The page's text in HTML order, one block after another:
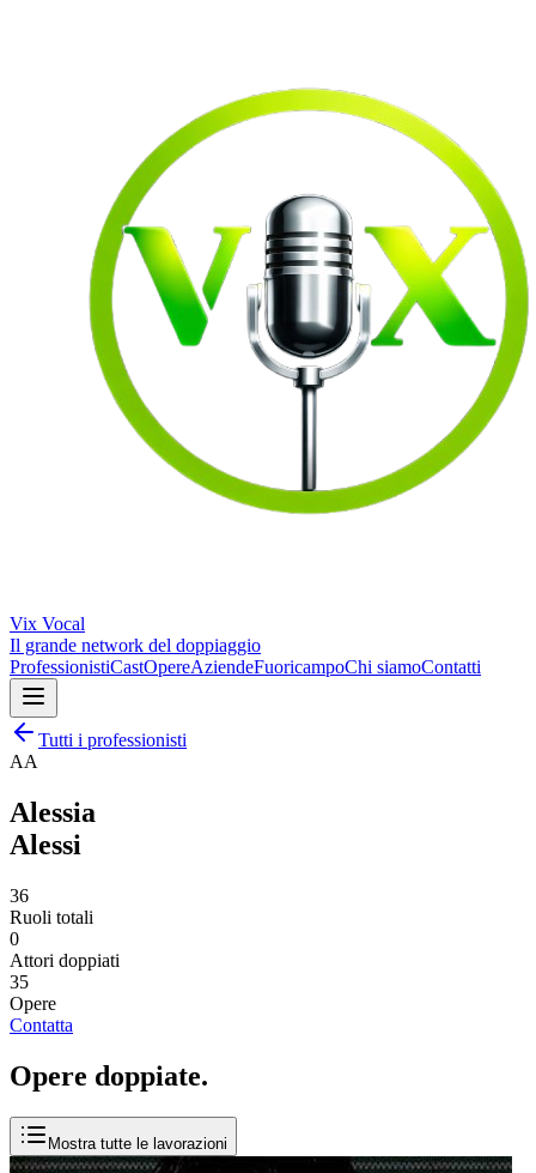
Vix Vocal
Il grande network del doppiaggio
ProfessionistiCastOpereAziendeFuoricampoChi siamoContatti
Tutti i professionisti
AA
Alessia
Alessi
36
Ruoli totali
0
Attori doppiati
35
Opere
Contatta
Opere doppiate.
Mostra tutte le lavorazioni